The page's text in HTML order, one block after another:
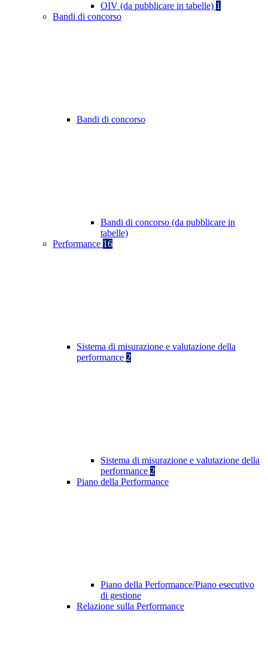
OIV (da pubblicare in tabelle) 1
Bandi di concorso
Bandi di concorso
Bandi di concorso (da pubblicare in
tabelle)
Performance 16
Sistema di misurazione e valutazione della
performance 2
Sistema di misurazione e valutazione della
performance 2
Piano della Performance
Piano della Performance/Piano esecutivo
di gestione
Relazione sulla Performance